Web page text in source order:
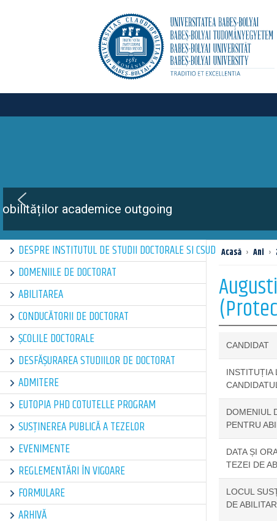
DESPRE INSTITUTUL DE STUDII DOCTORALE SI CSUD
DOMENIILE DE DOCTORAT
ABILITAREA
CONDUCĂTORII DE DOCTORAT
ȘCOLILE DOCTORALE
DESFĂȘURAREA STUDIILOR DE DOCTORAT
ADMITERE
EUTOPIA PHD COTUTELLE PROGRAM
SUSȚINEREA PUBLICĂ A TEZELOR
EVENIMENTE
REGLEMENTĂRI ÎN VIGOARE
FORMULARE
ARHIVĂ
Acasă › Ani ›
CANDIDAT
INSTITUȚIA
CANDIDATUL
DOMENIUL
PENTRU
DATA ȘI
TEZEI DE
LOCUL
DE